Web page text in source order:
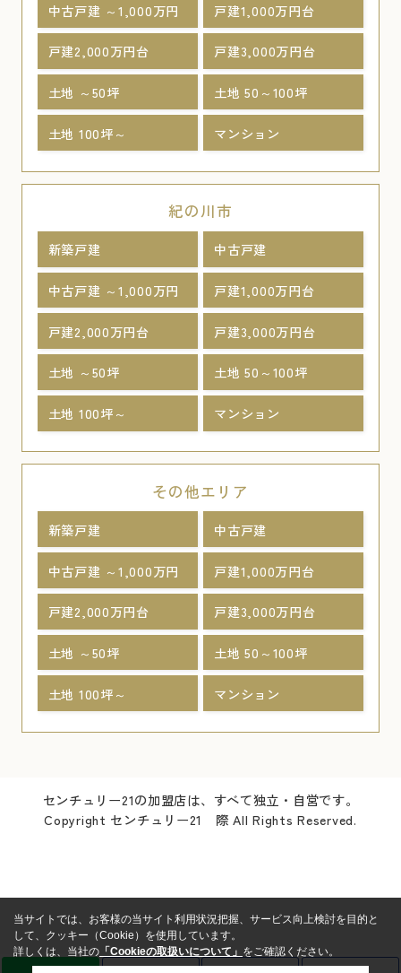
中古戸建 ～1,000万円 戸建1,000万円台
戸建2,000万円台 戸建3,000万円台
土地 ～50坪 土地 50～100坪
土地 100坪～ マンション
紀の川市
新築戸建 中古戸建
中古戸建 ～1,000万円 戸建1,000万円台
戸建2,000万円台 戸建3,000万円台
土地 ～50坪 土地 50～100坪
土地 100坪～ マンション
その他エリア
新築戸建 中古戸建
中古戸建 ～1,000万円 戸建1,000万円台
戸建2,000万円台 戸建3,000万円台
土地 ～50坪 土地 50～100坪
土地 100坪～ マンション
センチュリー21の加盟店は、すべて独立・自営です。
Copyright センチュリー21 際 All Rights Reserved.
当サイトでは、お客様の当サイト利用状況把握、サービス向上検討を目的と
して、クッキー（Cookie）を使用しています。
詳しくは、当社の 「Cookieの取扱いについて」 をご確認ください。